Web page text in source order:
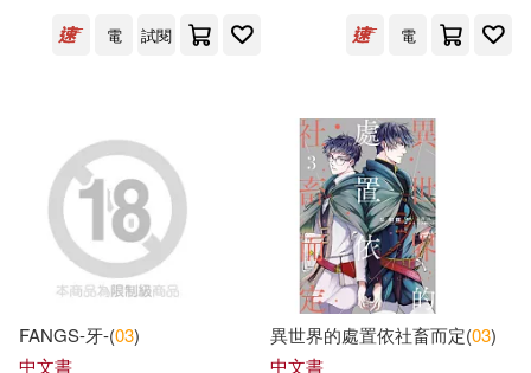
（美）迪士尼公司(23)
草子信(22)
陳長海（主編）(22)
人民文學出版社(69)
武漢大學出版社(67)
三日月(66)
吉林美術出版社(64) 世一(61)
電 試閱
電
FANGS-牙-(03)
中文書
異世界的處置依社畜而定(03)
中文書